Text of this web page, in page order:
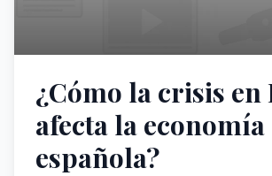
¿Cómo la crisis
afecta la economía
española?